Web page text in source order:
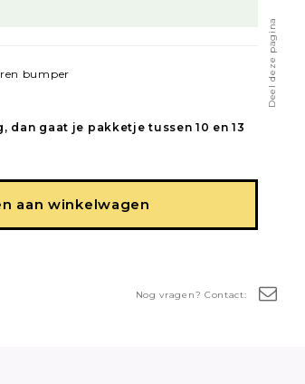
Deel deze pagina
Nog vragen? Contact:
bumper
dan gaat je pakketje tussen 10 en 13
aan winkelwagen